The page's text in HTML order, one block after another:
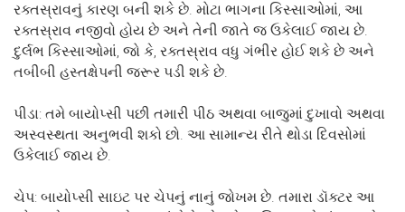
રક્તસ્રાવનું કારણ બની શકે છે. મોટા ભાગના કિસ્સાઓમાં, આ
રક્તસ્રાવ નજીવો હોય છે અને તેની જાતે જ ઉકેલાઈ જાય છે.
દુર્લભ કિસ્સાઓમાં, જો કે, રક્તસ્રાવ વધુ ગંભીર હોઈ શકે છે અને
તબીબી હસ્તક્ષેપની જરૂર પડી શકે છે.
પીડા: તમે બાયોપ્સી પછી તમારી પીઠ અથવા બાજુમાં દુખાવો અથવા
અસ્વસ્થતા અનુભવી શકો છો. આ સામાન્ય રીતે થોડા દિવસોમાં
ઉકેલાઈ જાય છે.
ચેપ: બાયોપ્સી સાઇટ પર ચેપનું નાનું જોખમ છે. તમારા ડૉક્ટર આ